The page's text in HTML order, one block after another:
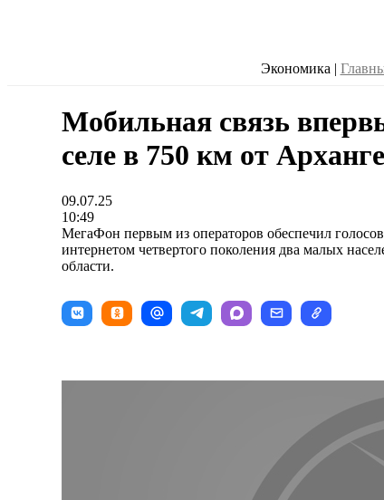
Экономика |
Мобильная связь
селе в 750 км от
09.07.25
10:49
МегаФон первым из операторов обеспечил
интернетом четвертого поколения два малых
области.